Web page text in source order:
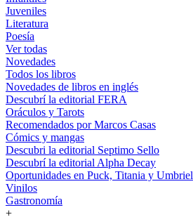
Juveniles
Literatura
Poesía
Ver todas
Novedades
Todos los libros
Novedades de libros en inglés
Descubrí la editorial FERA
Oráculos y Tarots
Recomendados por Marcos Casas
Cómics y mangas
Descubri la editorial Septimo Sello
Descubrí la editorial Alpha Decay
Oportunidades en Puck, Titania y Umbriel
Vinilos
Gastronomía
+